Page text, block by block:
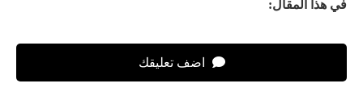
في هذا المقال:
اضف تعليقك